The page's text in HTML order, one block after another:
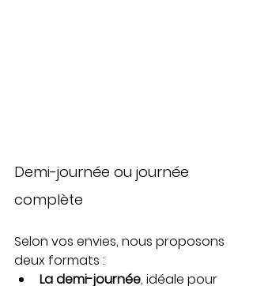
Demi-journée ou journée
complète
Selon vos envies, nous proposons
deux formats :
La demi-journée, idéale pour